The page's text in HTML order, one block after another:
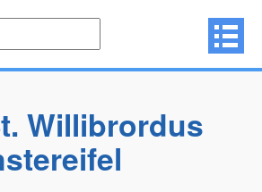
Willibrordus